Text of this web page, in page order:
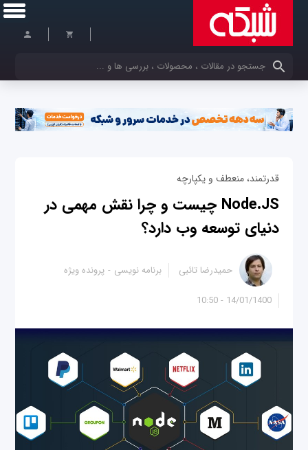
کلمات کلیدی خود را وارد کنید
قدرتمند، منعطف و یکپارچه
Node.JS چیست و چرا نقش مهمی در
دنیای توسعه وب دارد؟
14/01/1400 - 10:50
حمیدرضا تائبی برنامه نویسی پرونده ویژه